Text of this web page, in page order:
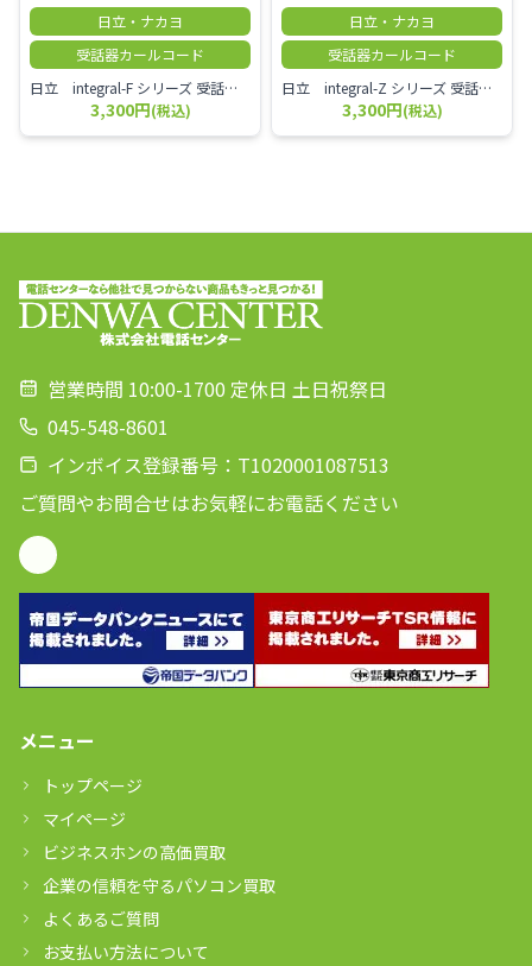
日立・ナカヨ
受話器カールコード
日立 integral-F シリーズ 受話器＋カールコード セット（白）／本商品は中古品となります。 写真では分かりにくいキズ・汚れなどの使用感があります。 経年変化で日焼けの色味が強くなる場合がございます。 予めご理解・ご了承頂きますようお願いいたします。
3,300円(税込)
日立・ナカヨ
受話器カールコード
日立 integral-Z シリーズ 受話器＋カールコード セット（白）／本商品は中古品となります。 写真では分かりにくいキズ・汚れなどの使用感があります。 経年変化で日焼けの色味が強くなる場合がございます。 予めご理解・ご了承頂きますようお願いいたします。
3,300円(税込)
営業時間 10:00-1700 定休日 土日祝祭日
045-548-8601
インボイス登録番号：T1020001087513
ご質問やお問合せはお気軽にお電話ください
メニュー
トップページ
マイページ
ビジネスホンの高価買取
企業の信頼を守るパソコン買取
よくあるご質問
お支払い方法について